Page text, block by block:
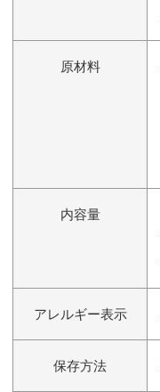
原材料
内容量
アレルギー表示
保存方法